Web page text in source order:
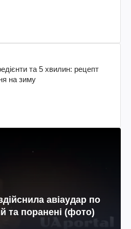
та 5 хвилин: рецепт
на зиму
авіаудар по
та поранені (фото)